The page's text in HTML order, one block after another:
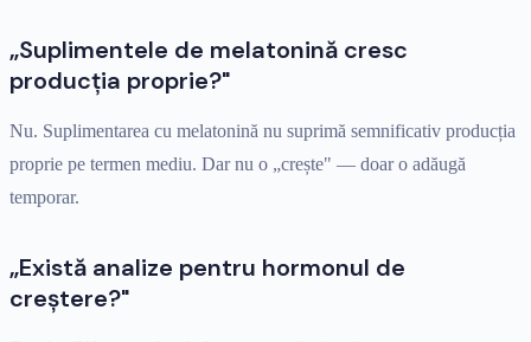
„Suplimentele de melatonină cresc
producția proprie?"
Nu. Suplimentarea cu melatonină nu suprimă semnificativ producția
proprie pe termen mediu. Dar nu o „crește" — doar o adăugă
temporar.
„Există analize pentru hormonul de
creștere?"